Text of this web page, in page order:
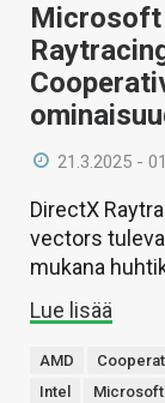
HAKU
Microsoft
21.3.2025 -
DirectX
vectors
mukana
Lue lisää
AMD
Intel
Microsoft